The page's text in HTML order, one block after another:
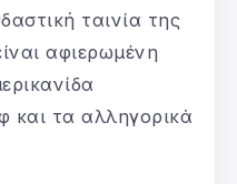
ταινία της
αφιερωμένη
και τα αλληγορικά